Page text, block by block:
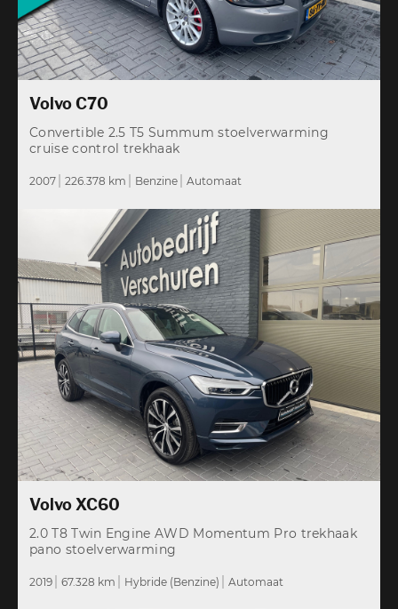
Volvo C70
Convertible 2.5 T5 Summum stoelverwarming
cruise control trekhaak
2007 226.378 km Benzine Automaat
Volvo XC60
2.0 T8 Twin Engine AWD Momentum Pro trekhaak
pano stoelverwarming
2019 67.328 km Hybride (Benzine) Automaat